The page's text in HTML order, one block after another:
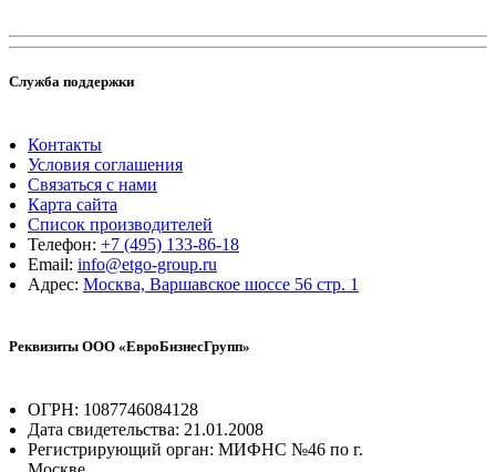
Служба поддержки
Контакты
Условия соглашения
Связаться с нами
Карта сайта
Список производителей
Телефон: +7 (495) 133-86-18
Email: info@etgo-group.ru
Адрес: Москва, Варшавское шоссе 56 стр. 1
Реквизиты ООО «ЕвроБизнесГрупп»
ОГРН: 1087746084128
Дата свидетельства: 21.01.2008
Регистрирующий орган: МИФНС №46 по г.